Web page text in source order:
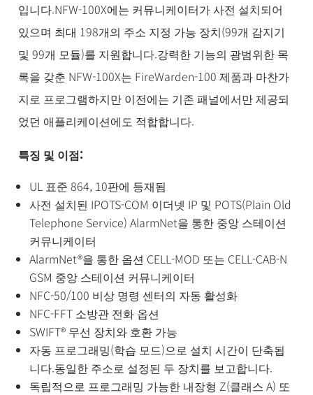
입니다.NFW-100X에는 커뮤니케이터가 사전 설치되어
있으며 최대 198개의 주소 지정 가능 장치(99개 감지기
및 99개 모듈)를 지원합니다.강력한 기능의 광범위한 목
록을 갖춘 NFW-100X는 FireWarden-100 제품과 마찬가
지로 프로그램하지만 이전에는 기존 패널에서만 제공되
었던 애플리케이션에도 적합합니다.
특징 및 이점:
UL 표준 864, 10판에 등재됨
사전 설치된 IPOTS-COM 이더넷 IP 및 POTS(Plain Old
Telephone Service) AlarmNet을 통한 중앙 스테이션
커뮤니케이터
AlarmNet®을 통한 옵션 CELL-MOD 또는 CELL-CAB-N
GSM 중앙 스테이션 커뮤니케이터
NFC-50/100 비상 명령 센터의 자동 활성화
NFC-FFT 소방관 전화 옵션
SWIFT® 무선 장치와 호환 가능
자동 프로그래밍(학습 모드)으로 설치 시간이 단축됩
니다.동일한 주소로 설정된 두 장치를 보고합니다.
독립적으로 프로그래밍 가능한 내장형 Z(클래스 A) 또